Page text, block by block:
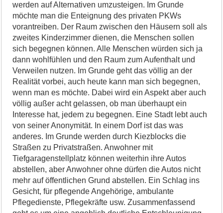
werden auf Alternativen umzusteigen. Im Grunde
möchte man die Enteignung des privaten PKWs
vorantreiben. Der Raum zwischen den Häusern soll als
zweites Kinderzimmer dienen, die Menschen sollen
sich begegnen können. Alle Menschen würden sich ja
dann wohlfühlen und den Raum zum Aufenthalt und
Verweilen nutzen. Im Grunde geht das völlig an der
Realität vorbei, auch heute kann man sich begegnen,
wenn man es möchte. Dabei wird ein Aspekt aber auch
völlig außer acht gelassen, ob man überhaupt ein
Interesse hat, jedem zu begegnen. Eine Stadt lebt auch
von seiner Anonymität. In einem Dorf ist das was
anderes. Im Grunde werden durch Kiezblocks die
Straßen zu Privatstraßen. Anwohner mit
Tiefgaragenstellplatz können weiterhin ihre Autos
abstellen, aber Anwohner ohne dürfen die Autos nicht
mehr auf öffentlichen Grund abstellen. Ein Schlag ins
Gesicht, für pflegende Angehörige, ambulante
Pflegedienste, Pflegekräfte usw. Zusammenfassend